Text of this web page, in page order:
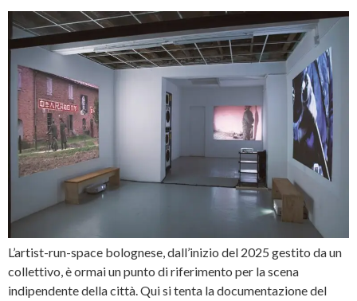
L’artist-run-space bolognese, dall’inizio del 2025 gestito da un
collettivo, è ormai un punto di riferimento per la scena
indipendente della città. Qui si tenta la documentazione del